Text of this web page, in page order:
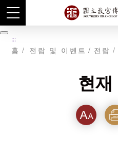
주
요
暫 :::
홈 전람 및 이벤트 전람
현재
텍스
인